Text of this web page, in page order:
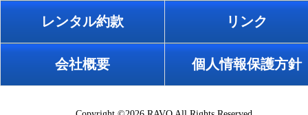
レンタル約款 リンク
会社概要 個人情報保護方針